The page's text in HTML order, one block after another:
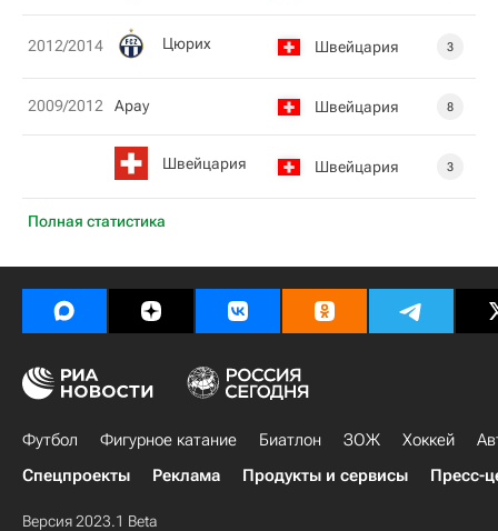
Полная статистика
2012/2014 Цюрих Швейцария 3
2009/2012 Арау Швейцария 8
Швейцария Швейцария 3
Футбол Фигурное катание Биатлон ЗОЖ Хоккей
Спецпроекты
Реклама Продукты и сервисы Пресс-
Версия 2023.1 Beta